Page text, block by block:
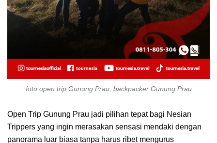
foto open trip Gunung Prau, backpacker Gunung Prau
Open Trip Gunung Prau jadi pilihan tepat bagi Nesian
Trippers yang ingin merasakan sensasi mendaki dengan
panorama luar biasa tanpa harus ribet mengurus